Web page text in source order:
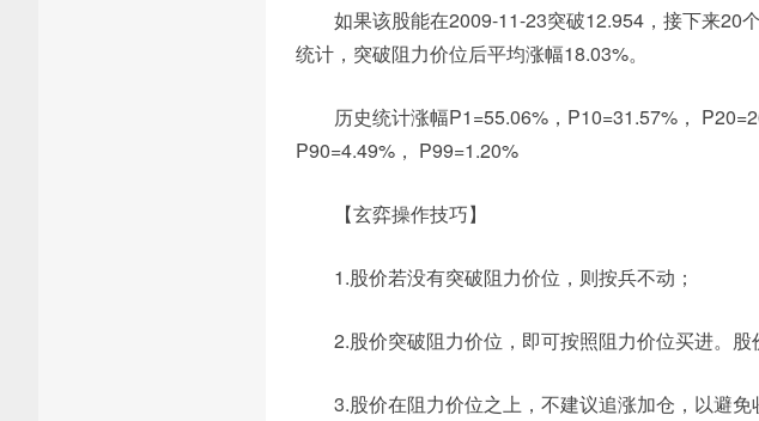
如果该股能在2009-11-23突破12.954，接下来20
统计，突破阻力价位后平均涨幅18.03%。
历史统计涨幅P1=55.06%，P10=31.57%，
P90=4.49%， P99=1.20%
【玄弈操作技巧】
1.股价若没有突破阻力价位，则按兵不动；
2.股价突破阻力价位，即可按照阻力价位买进。
3.股价在阻力价位之上，不建议追涨加仓，以避免